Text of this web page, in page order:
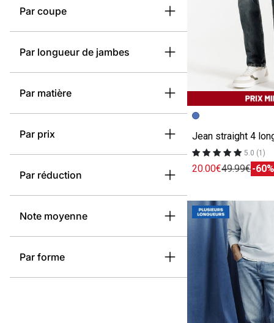
Par coupe
Par longueur de jambes
Par matière
Par prix
Par réduction
Note moyenne
Par forme
Image précédente
Image suivante
Jean straight 4
5.0 (1)
20.00€49.99€-60%